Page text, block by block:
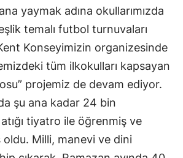
Kocaeli
Konya
Kütahya
Malatya
Manisa
Kahramanmaraş
yaymak adına okullarımızda
temalı futbol turnuvaları
Konseyimizin organizesinde
tüm ilkokulları kapsayan
projemiz de devam ediyor.
şu ana kadar 24 bin
tiyatro ile öğrenmiş ve
oldu. Milli, manevi ve dini